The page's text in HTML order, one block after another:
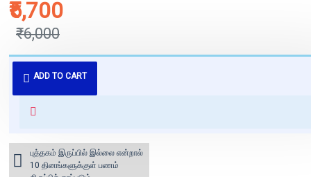
₹5,700
₹6,000
ADD TO CART
புத்தகம் 3 - 7 நாட்களில் அனுப்பி
வைக்கப்படும்.
for orders above ₹1000 within
புத்தகம் இருப்பில் இல்லை என்றால்
10 தினங்களுக்குள் பணம்